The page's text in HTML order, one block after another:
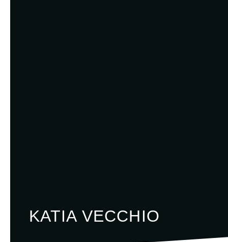
KATIA VECCHIO